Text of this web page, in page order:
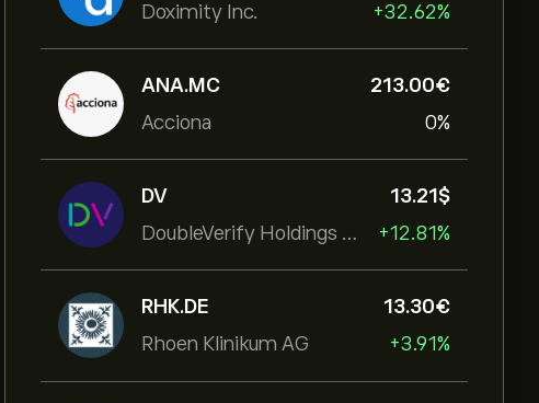
Doximity Inc.
+32.62%
ANA.MC
Acciona
213.00‎€‎
0%
DV
DoubleVerify Holdings Inc
13.21‎$‎
+12.81%
RHK.DE
Rhoen Klinikum AG
13.30‎€‎
+3.91%